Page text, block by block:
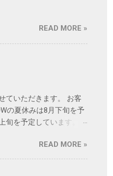
READ MORE »
ていただきます。 お客
の夏休みは8月下旬を予
を予定しています。
READ MORE »